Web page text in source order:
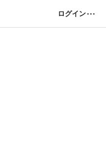
ログイン